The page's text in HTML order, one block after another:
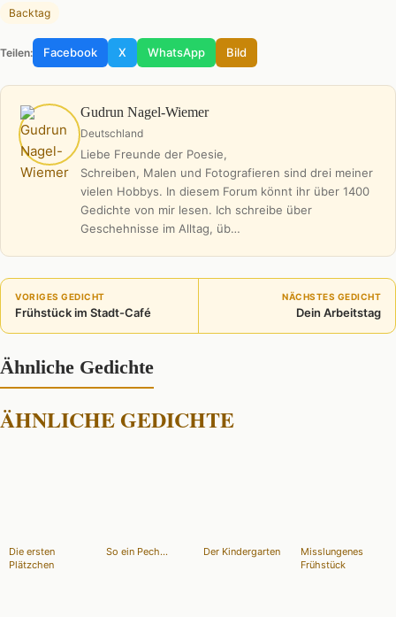
Backtag
Teilen: Facebook X WhatsApp Bild
Gudrun Nagel-Wiemer
Deutschland
Liebe Freunde der Poesie,
Schreiben, Malen und Fotografieren sind drei meiner
vielen Hobbys. In diesem Forum könnt ihr über 1400
Gedichte von mir lesen. Ich schreibe über
Geschehnisse im Alltag, üb…
VORIGES GEDICHT
Frühstück im Stadt-Café
NÄCHSTES GEDICHT
Dein Arbeitstag
Ähnliche Gedichte
ÄHNLICHE GEDICHTE
Die ersten
Plätzchen
So ein Pech... Der Kindergarten
Misslungenes
Frühstück